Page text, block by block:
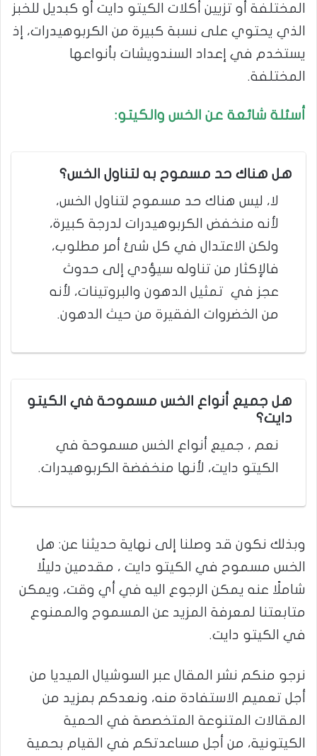
المختلفة أو تزيين أكلات الكيتو دايت أو كبديل للخبز
الذي يحتوي على نسبة كبيرة من الكربوهيدرات، إذ
يستخدم في إعداد السندويشات بأنواعها
المختلفة.
أسئلة شائعة عن الخس والكيتو:
هل هناك حد مسموح به لتناول الخس؟
لا، ليس هناك حد مسموح لتناول الخس،
لأنه منخفض الكربوهيدرات لدرجة كبيرة،
ولكن الاعتدال في كل شئ أمر مطلوب،
فالإكثار من تناوله سيؤدي إلى حدوث
عجز في تمثيل الدهون والبروتينات، لأنه
من الخضروات الفقيرة من حيث الدهون.
هل جميع أنواع الخس مسموحة في الكيتو
دايت؟
نعم ، جميع أنواع الخس مسموحة في
الكيتو دايت، لأنها منخفضة الكربوهيدرات.
وبذلك نكون قد وصلنا إلى نهاية حديثنا عن: هل
الخس مسموح في الكيتو دايت ، مقدمين دليلًا
شاملًا عنه يمكن الرجوع اليه في أي وقت، ويمكن
متابعتنا لمعرفة المزيد عن المسموح والممنوع
في الكيتو دايت.
نرجو منكم نشر المقال عبر السوشيال الميديا من
أجل تعميم الاستفادة منه، ونعدكم بمزيد من
المقالات المتنوعة المتخصصة في الحمية
الكيتونية، من أجل مساعدتكم في القيام بحمية